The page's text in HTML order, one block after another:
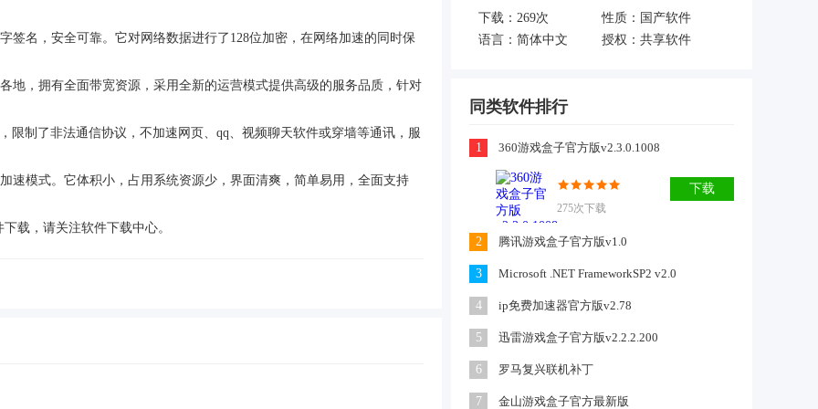
名，安全可靠。它对网络数据进行了128位加密，在网络加速的同时保
，拥有全面带宽资源，采用全新的运营模式提供高级的服务品质，针对
了非法通信协议，不加速网页、qq、视频聊天软件或穿墙等通讯，服
模式。它体积小，占用系统资源少，界面清爽，简单易用，全面支持
，请关注软件下载中心。
下载： 269次
性质：国产软件
语言：简体中文
授权：共享软件
同类软件排行
1 360游戏盒子官方版v2.3.0.1008
275次下载
下载
2 腾讯游戏盒子官方版v1.0
3 Microsoft .NET FrameworkSP2 v2.0
4 ip免费加速器官方版v2.78
5 迅雷游戏盒子官方版v2.2.2.200
6 罗马复兴联机补丁
7 金山游戏盒子官方最新版